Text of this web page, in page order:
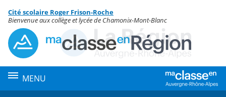
Menu de la rubrique
Contenu
Cité scolaire Roger Frison-Roche
Bienvenue aux collège et lycée de Chamonix-Mont-Blanc
MENU